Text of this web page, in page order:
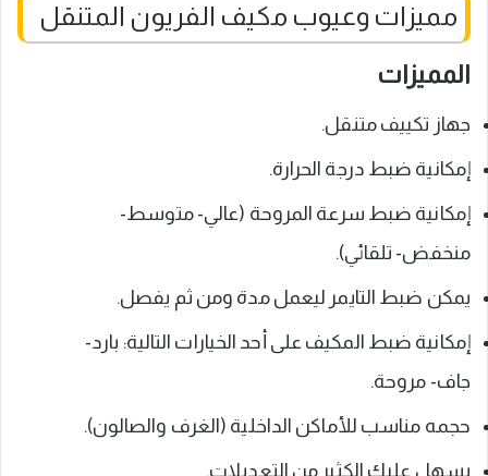
مميزات وعيوب مكيف الفريون المتنقل
المميزات
جهاز تكييف متنقل.
إمكانية ضبط درجة الحرارة.
إمكانية ضبط سرعة المروحة (عالي- متوسط-
منخفض- تلقائي).
يمكن ضبط التايمر ليعمل مدة ومن ثم يفصل.
إمكانية ضبط المكيف على أحد الخيارات التالية: بارد-
جاف- مروحة.
حجمه مناسب للأماكن الداخلية (الغرف والصالون).
يسهل عليك الكثير من التعديلات.